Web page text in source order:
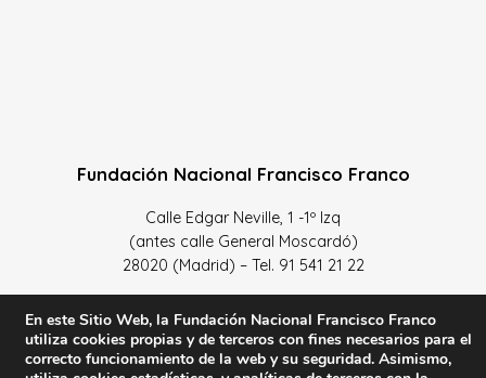
Fundación Nacional Francisco Franco
Calle Edgar Neville, 1 -1º Izq
(antes calle General Moscardó)
28020 (Madrid) – Tel. 91 541 21 22
En este Sitio Web, la Fundación Nacional Francisco Franco
utiliza cookies propias y de terceros con fines necesarios para el
correcto funcionamiento de la web y su seguridad. Asimismo,